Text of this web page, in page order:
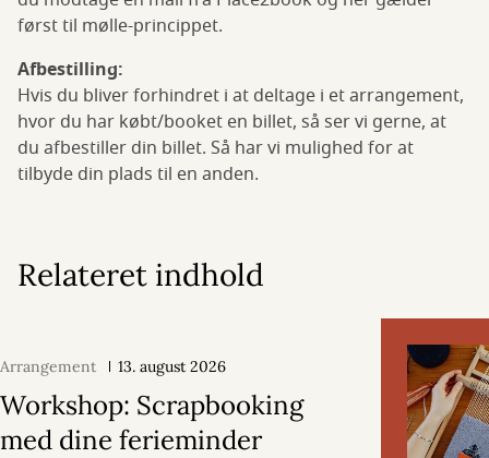
først til mølle-princippet.
Afbestilling:
Hvis du bliver forhindret i at deltage i et arrangement,
hvor du har købt/booket en billet, så ser vi gerne, at
du afbestiller din billet. Så har vi mulighed for at
tilbyde din plads til en anden.
Relateret indhold
Arrangement 13. august 2026
Workshop: Scrapbooking
med dine ferieminder